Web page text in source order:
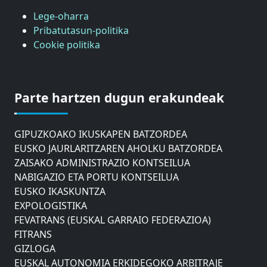
Lege-oharra
Pribatutasun-politika
Cookie politika
Parte hartzen dugun erakundeak
DONOSTIAKO UDALEKO MUGIKORTASUNERAKO
AHOLKU BATZORDEA
GIPUZKOAKO IKUSKAPEN BATZORDEA
EUSKO JAURLARITZAREN AHOLKU BATZORDEA
ZAISAKO ADMINISTRAZIO KONTSEILUA
NABIGAZIO ETA PORTU KONTSEILUA
EUSKO IKASKUNTZA
EXPOLOGISTIKA
FEVATRANS (EUSKAL GARRAIO FEDERAZIOA)
FITRANS
GIZLOGA
EUSKAL AUTONOMIA ERKIDEGOKO ARBITRAJE